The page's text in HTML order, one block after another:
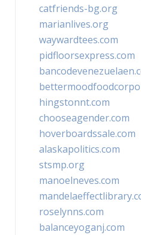
catfriends-bg.org
marianlives.org
waywardtees.com
pidfloorsexpress.com
hingstonnt.com
chooseagender.com
hoverboardssale.com
alaskapolitics.com
stsmp.org
manoelneves.com
roselynns.com
balanceyoganj.com